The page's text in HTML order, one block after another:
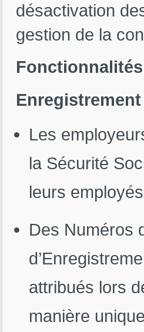
désactivation
gestion de la
Les
la Sécurité
leurs
Des Numéros
attribués lors
manière